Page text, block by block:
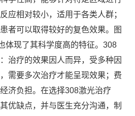
应相对较小，适用于各类人群；
者可以取得较好的复色效果。图
体现了其科学度高的特征。308
治疗的效果因人而异，受多种因
需要多次治疗才能呈现效果；费
济负担。在选择308激光治疗
优缺点，并与医生充分沟通，制